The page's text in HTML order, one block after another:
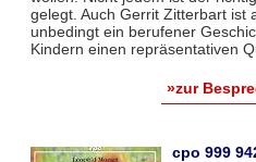
gelegt. Auch Gerrit Zitterbart ist
unbedingt ein berufener
Kindern einen repräsentativen
»zur
cpo 999